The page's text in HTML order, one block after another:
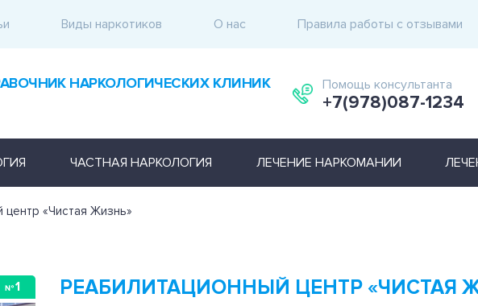
Виды наркотиков О нас Правила работы с отзывами
НАРКОЛОГИЧЕСКИХ КЛИНИК Помощь консультанта
+7(978)087-1234
ЧАСТНАЯ НАРКОЛОГИЯ ЛЕЧЕНИЕ НАРКОМАНИИ
центр «Чистая Жизнь»
№ 1 РЕАБИЛИТАЦИОННЫЙ ЦЕНТР «ЧИСТАЯ